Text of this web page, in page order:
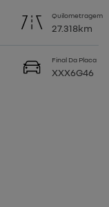
Quilometragem
27.318km
Final Da Placa
XXX6G46